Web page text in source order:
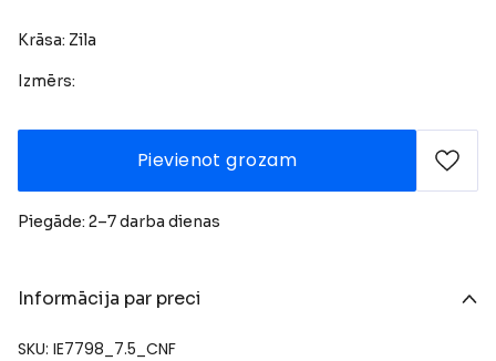
Krāsa: Zila
Izmērs:
Pievienot grozam
Piegāde: 2–7 darba dienas
Informācija par preci
SKU: IE7798_7.5_CNF